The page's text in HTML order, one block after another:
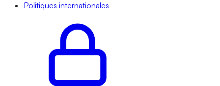
Politiques internationales